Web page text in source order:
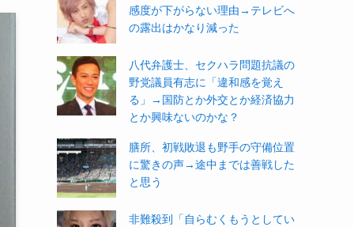
感度が下がらない理由→テレビへ
の露出はかなり減った
八代弁護士、セクハラ問題抗議の
野党議員有志に「違和感を覚え
る」→国防とか外交とか経済協力
とか興味ないのかな？
膳所、初戦敗退も野手の守備位置
に驚きの声→途中までは善戦した
と思う
非難殺到「自らむくもうとしてい